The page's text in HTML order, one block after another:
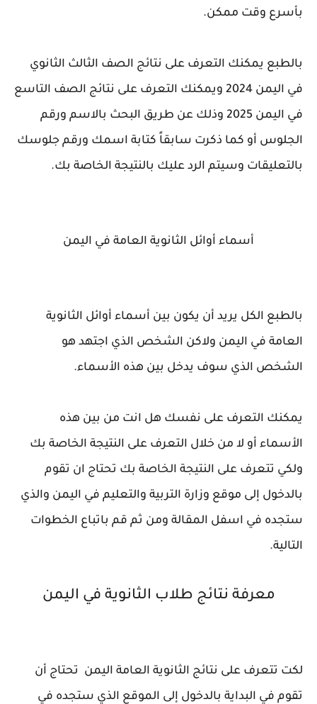
بأسرع وقت ممكن.
بالطبع يمكنك التعرف على نتائج الصف الثالث الثانوي
في اليمن 2024 ويمكنك التعرف على نتائج الصف التاسع
في اليمن 2025 وذلك عن طريق البحث بالاسم ورقم
الجلوس أو كما ذكرت سابقاً كتابة اسمك ورقم جلوسك
بالتعليقات وسيتم الرد عليك بالنتيجة الخاصة بك.
أسماء أوائل الثانوية العامة في اليمن
بالطبع الكل يريد أن يكون بين أسماء أوائل الثانوية
العامة في اليمن ولاكن الشخص الذي اجتهد هو
الشخص الذي سوف يدخل بين هذه الأسماء.
يمكنك التعرف على نفسك هل انت من بين هذه
الأسماء أو لا من خلال التعرف على النتيجة الخاصة بك
ولكي تتعرف على النتيجة الخاصة بك تحتاج ان تقوم
بالدخول إلى موقع وزارة التربية والتعليم في اليمن والذي
ستجده في اسفل المقالة ومن ثم قم باتباع الخطوات
التالية.
معرفة نتائج طلاب الثانوية في اليمن
لكت تتعرف على نتائج الثانوية العامة اليمن تحتاج أن
تقوم في البداية بالدخول إلى الموقع الذي ستجده في